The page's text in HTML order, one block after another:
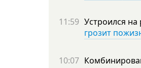
11:59 Устроился на
грозит
10:07